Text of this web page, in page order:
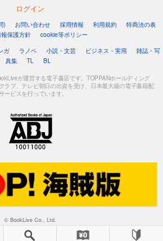
電子版２６号
電子版２５号
示する
カート
ログイン
) お問い合わせ 採用情報 利用規約
特商法の表
保護方針
cookie等ポリシー
ガ ラノベ 小説・文芸 ビジネス・実用
雑誌・写
真集
TL BL
が運営する電子書店です。TOPPANホールディング
ラブ、テレビ朝日の出資を受け、日本最大級の電子書籍配
ービスを行っています。
© BookLive Co., Ltd.